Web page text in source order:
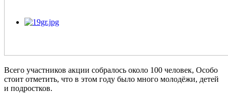
Всего участников акции собралось около 100 человек, Особо
стоит отметить, что в этом году было много молодёжи, детей
и подростков.